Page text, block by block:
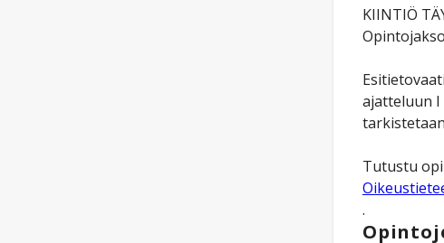
KIINTIÖ
ajatteluun I
Tutustu
.